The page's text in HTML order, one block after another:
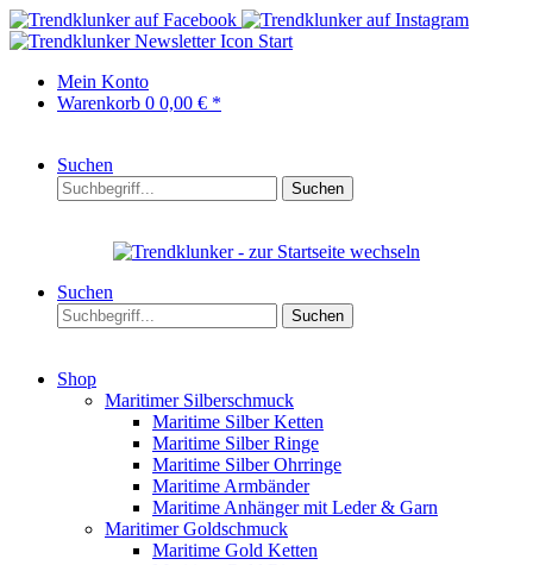
Start
Mein Konto
Warenkorb 0 0,00 € *
Suchen
Suchen
Suchen
Suchen
Shop
Maritimer Silberschmuck
Maritime Silber Ketten
Maritime Silber Ringe
Maritime Silber Ohrringe
Maritime Armbänder
Maritime Anhänger mit Leder & Garn
Maritimer Goldschmuck
Maritime Gold Ketten